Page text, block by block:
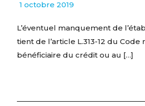
1 octobre 2019
L’éventuel manquement de
tient de l’article L.313-12 du
bénéficiaire du crédit ou au […]